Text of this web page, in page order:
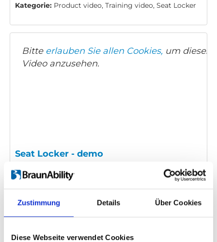
Zustimmung Details Über Cookies
Diese Webseite verwendet Cookies
Kategorie: Product video, Training video, Seat Locker
Bitte erlauben Sie allen Cookies, um dieses
Video anzusehen.
Seat Locker - demo
Einbettungscode
(Kopieren Sie den folgenden Code
um das Video einzubetten)